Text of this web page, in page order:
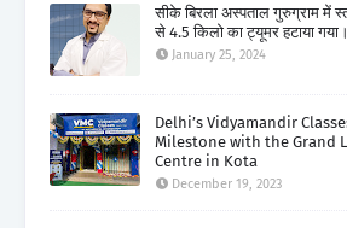
सीके बिरला अस्पताल गुरुग्राम में
से 4.5 किलो का ट्यूमर हटाया गया।
January 25, 2024
Delhi’s Vidyamandir
Milestone with the Grand
Centre in Kota
December 19, 2023